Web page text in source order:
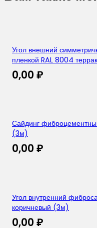
Угол внешний
пленкой RAL 8004
0,00 ₽
Сайдинг
(3м)
0,00 ₽
Угол внутренний
коричневый (3м)
0,00 ₽